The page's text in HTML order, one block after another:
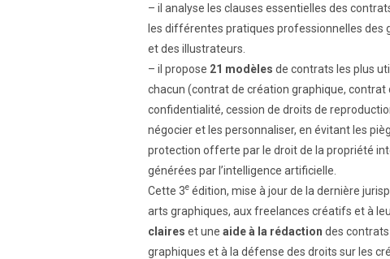
– il analyse les clauses essentielles des
les différentes pratiques professionnelles des
et des illustrateurs.
– il propose 21 modèles de contrats les plus
chacun (contrat de création graphique,
confidentialité, cession de droits de
négocier et les personnaliser, en évitant les
protection offerte par le droit de la propriété
générées par l’intelligence artificielle.
Cette 3e édition, mise à jour de la dernière
arts graphiques, aux freelances créatifs et à
claires et une aide à la rédaction des
graphiques et à la défense des droits sur les